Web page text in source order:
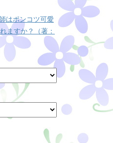
はポンコツ可愛
ますか？（著：